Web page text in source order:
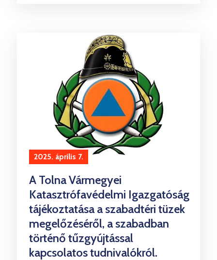
2025. április 7.
A Tolna Vármegyei
Katasztrófavédelmi Igazgatóság
tájékoztatása a szabadtéri tüzek
megelőzéséről, a szabadban
történő tűzgyújtással
kapcsolatos tudnivalókról.